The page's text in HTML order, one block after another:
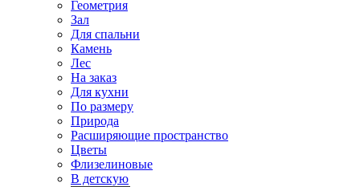
Геометрия
Зал
Для спальни
Камень
Лес
На заказ
Для кухни
По размеру
Природа
Расширяющие пространство
Цветы
Флизелиновые
В детскую